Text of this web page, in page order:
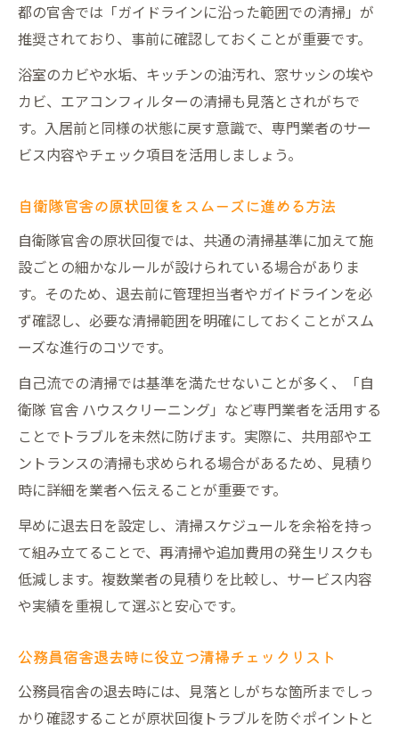
都の官舎では「ガイドラインに沿った範囲での清掃」が
推奨されており、事前に確認しておくことが重要です。
浴室のカビや水垢、キッチンの油汚れ、窓サッシの埃や
カビ、エアコンフィルターの清掃も見落とされがちで
す。入居前と同様の状態に戻す意識で、専門業者のサー
ビス内容やチェック項目を活用しましょう。
自衛隊官舎の原状回復をスムーズに進める方法
自衛隊官舎の原状回復では、共通の清掃基準に加えて施
設ごとの細かなルールが設けられている場合がありま
す。そのため、退去前に管理担当者やガイドラインを必
ず確認し、必要な清掃範囲を明確にしておくことがスム
ーズな進行のコツです。
自己流での清掃では基準を満たせないことが多く、「自
衛隊 官舎 ハウスクリーニング」など専門業者を活用する
ことでトラブルを未然に防げます。実際に、共用部やエ
ントランスの清掃も求められる場合があるため、見積り
時に詳細を業者へ伝えることが重要です。
早めに退去日を設定し、清掃スケジュールを余裕を持っ
て組み立てることで、再清掃や追加費用の発生リスクも
低減します。複数業者の見積りを比較し、サービス内容
や実績を重視して選ぶと安心です。
公務員宿舎退去時に役立つ清掃チェックリスト
公務員宿舎の退去時には、見落としがちな箇所までしっ
かり確認することが原状回復トラブルを防ぐポイントと